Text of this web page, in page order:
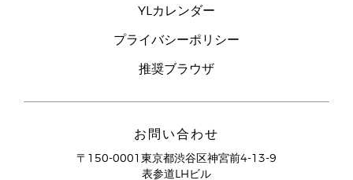
YLカレンダー
プライバシーポリシー
推奨ブラウザ
お問い合わせ
〒150-0001東京都渋谷区神宮前4-13-9
表参道LHビル